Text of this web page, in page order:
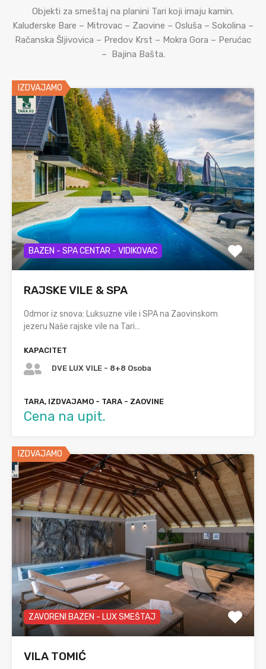
Objekti za smeštaj na planini Tari koji imaju kamin.
Kaluđerske Bare – Mitrovac – Zaovine – Osluša – Sokolina –
Račanska Šljivovica – Predov Krst – Mokra Gora – Perućac
– Bajina Bašta.
IZDVAJAMO
BAZEN - SPA CENTAR - VIDIKOVAC
RAJSKE VILE & SPA
Odmor iz snova: Luksuzne vile i SPA na Zaovinskom
jezeru Naše rajske vile na Tari…
KAPACITET
DVE LUX VILE - 8+8 Osoba
TARA, IZDVAJAMO - TARA - ZAOVINE
Cena na upit.
IZDVAJAMO
ZAVORENI BAZEN - LUX SMEŠTAJ
VILA TOMIĆ